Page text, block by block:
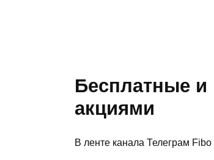
Бесплатные и
акциями
В ленте канала Телеграм